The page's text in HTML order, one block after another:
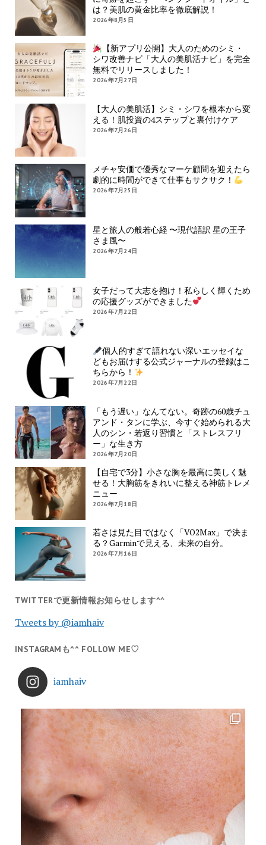
は？美肌の黄金比率を徹底解説！
2026年8月5日
【新アプリ公開】大人のためのシミ・
シワ改善ナビ「大人の美肌活ナビ」を完全
無料でリリースしました！
2026年7月27日
【大人の美肌活】シミ・シワを根本から変
える！肌投資の4ステップと裏付けケア
2026年7月26日
メチャ安価で優秀なマーケ顧問を迎えたら
劇的に時間ができて仕事もサクサク！
2026年7月25日
星と旅人の般若心経 〜現代語訳 星の王子
さま風〜
2026年7月24日
女子だって大志を抱け！私らしく輝くため
の応援グッズができました
2026年7月22日
個人的すぎて語れない深いエッセイな
どもお届けする公式ジャーナルの登録はこ
ちらから！
2026年7月22日
「もう遅い」なんてない。奇跡の60歳チュ
アンド・タンに学ぶ、今すぐ始められる大
人のシン・若返り習慣と「ストレスフリ
ー」な生き方
2026年7月20日
【自宅で3分】小さな胸を最高に美しく魅
せる！大胸筋をきれいに整える神筋トレメ
ニュー
2026年7月18日
若さは見た目ではなく「VO2Max」で決ま
る？Garminで見える、未来の自分。
2026年7月16日
TWITTERで更新情報お知らせします^^
Tweets by @iamhaiv
INSTAGRAMも^^ FOLLOW ME♡
iamhaiv